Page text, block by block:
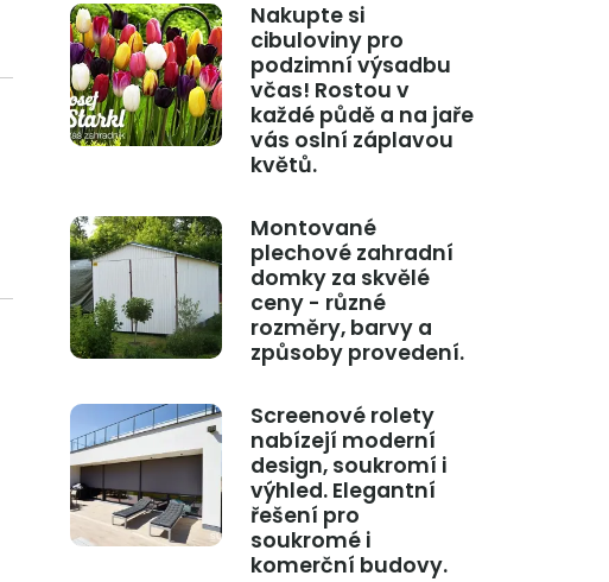
Nakupte si
cibuloviny pro
podzimní výsadbu
včas! Rostou v
každé půdě a na jaře
vás oslní záplavou
květů.
Montované
plechové zahradní
domky za skvělé
ceny - různé
rozměry, barvy a
způsoby provedení.
Screenové rolety
nabízejí moderní
design, soukromí i
výhled. Elegantní
řešení pro
soukromé i
komerční budovy.